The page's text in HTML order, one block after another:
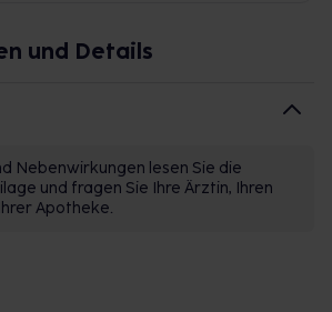
und Details
Nebenwirkungen lesen Sie die
und fragen Sie Ihre Ärztin, Ihren
Apotheke.